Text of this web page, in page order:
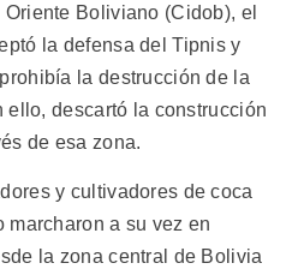
Boliviano (Cidob), el
la defensa del Tipnis y
la destrucción de la
ello, descartó la construcción
de esa zona.
y cultivadores de coca
a su vez en
la zona central de Bolivia